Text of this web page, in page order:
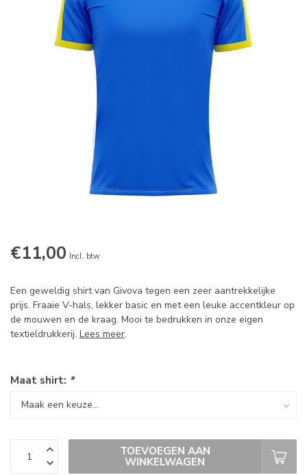
€11,00 Incl. btw
Een geweldig shirt van Givova tegen een zeer aantrekkelijke
prijs. Fraaie V-hals, lekker basic en met een leuke accentkleur op
de mouwen en de kraag. Mooi te bedrukken in onze eigen
textieldrukkerij. Lees meer.
Maat shirt: *
TOEVOEGEN AAN
WINKELWAGEN